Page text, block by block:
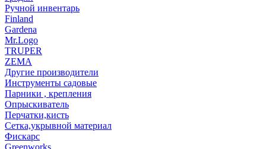
Ручной инвентарь
Finland
Gardena
Mr.Logo
TRUPER
ZEMA
Другие производители
Инструменты садовые
Парники , крепления
Опрыскиватель
Перчатки,кисть
Сетка,укрывной материал
Фискарс